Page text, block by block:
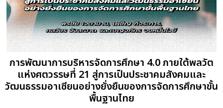
การพัฒนาการบริหารจัดการศึกษา 4.0 ภายใต้พลวัต
แห่งศตวรรษที่ 21 สู่การเป็นประชาคมสังคมและ
วัฒนธรรมอาเซียนอย่างยั่งยืนของการจัดการศึกษาขั้น
พื้นฐานไทย